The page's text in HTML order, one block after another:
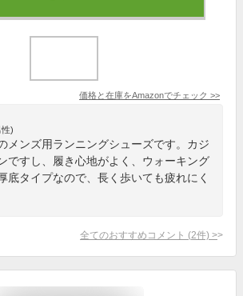
価格と在庫をAmazonでチェック >>
)
メンズ用ランニングシューズです。カジ
ですし、履き心地がよく、ウォーキング
底タイプなので、長く歩いても疲れにく
全てのおすすめコメント (2件) >